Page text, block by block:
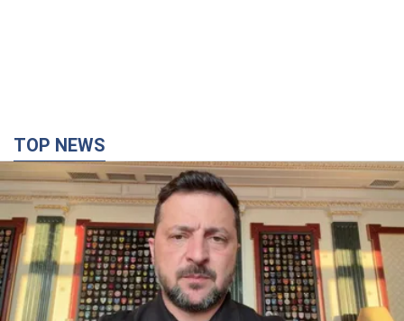
TOP NEWS